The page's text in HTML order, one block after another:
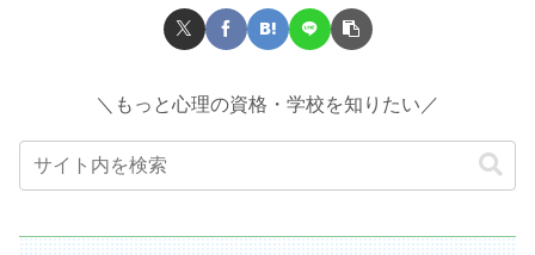
＼もっと心理の資格・学校を知りたい／